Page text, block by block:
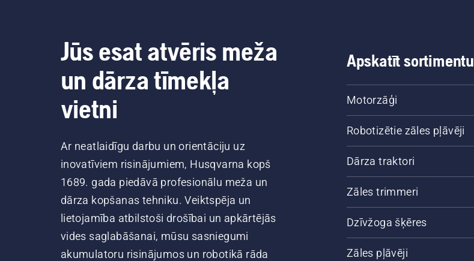
Jūs esat atvēris meža
un dārza tīmekļa
vietni
Ar neatlaidīgu darbu un orientāciju uz
inovatīviem risinājumiem, Husqvarna kopš
1689. gada piedāvā profesionālu meža un
dārza kopšanas tehniku. Veiktspēja un
lietojamība atbilstoši drošībai un apkārtējās
vides saglabāšanai, mūsu sasniegumi
akumulatoru risinājumos un robotikā rāda
Apskatīt sortimentu
Motorzāģi
Robotizētie zāles pļāvēji
Dārza traktori
Zāles trimmeri
Dzīvžoga šķēres
Zāles pļāvēji